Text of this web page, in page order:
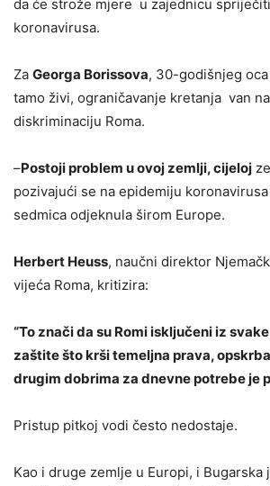
da će strože mjere u zajednicu
koronavirusa.
Za Georga Borissova, 30-godišnjeg
tamo živi, ograničavanje kretanja van
diskriminaciju Roma.
–Postoji problem u ovoj zemlji, cijeloj
pozivajući se na epidemiju
sedmica odjeknula širom Europe.
Herbert Heuss, naučni direktor
vijeća Roma, kritizira:
“To znači da su Romi isključeni iz
zaštite što krši temeljna prava,
drugim dobrima za dnevne potrebe je
Pristup pitkoj vodi često nedostaje.
Kao i druge zemlje u Europi, i Bugarska